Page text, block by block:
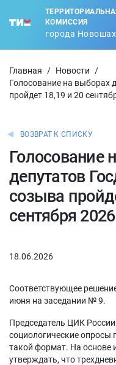
КОМИССИЯ
города
Главная / Новости
/
Голосование на выборах
пройдет 18,19 и 20
ВОЗВРАТ К СПИСКУ
Голосование
депутатов
созыва
сентября
18.06.2026
Соответствующее
июня на заседании № 9.
Председатель ЦИК
социологические
такой формат. На основе
утверждать, что